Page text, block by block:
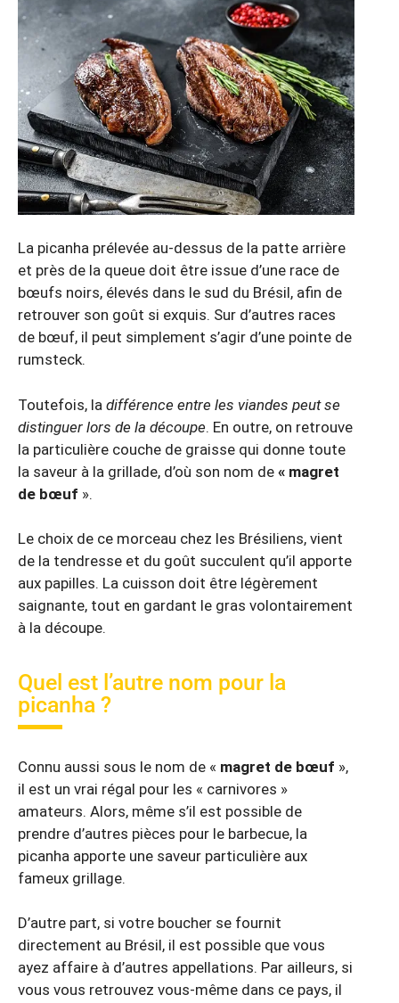
La picanha prélevée au-dessus de la patte arrière
et près de la queue doit être issue d’une race de
bœufs noirs, élevés dans le sud du Brésil, afin de
retrouver son goût si exquis. Sur d’autres races
de bœuf, il peut simplement s’agir d’une pointe de
rumsteck.
Toutefois, la différence entre les viandes peut se
distinguer lors de la découpe. En outre, on retrouve
la particulière couche de graisse qui donne toute
la saveur à la grillade, d’où son nom de « magret
de bœuf ».
Le choix de ce morceau chez les Brésiliens, vient
de la tendresse et du goût succulent qu’il apporte
aux papilles. La cuisson doit être légèrement
saignante, tout en gardant le gras volontairement
à la découpe.
Quel est l’autre nom pour la
picanha ?
Connu aussi sous le nom de « magret de bœuf »,
il est un vrai régal pour les « carnivores »
amateurs. Alors, même s’il est possible de
prendre d’autres pièces pour le barbecue, la
picanha apporte une saveur particulière aux
fameux grillage.
D’autre part, si votre boucher se fournit
directement au Brésil, il est possible que vous
ayez affaire à d’autres appellations. Par ailleurs, si
vous vous retrouvez vous-même dans ce pays, il